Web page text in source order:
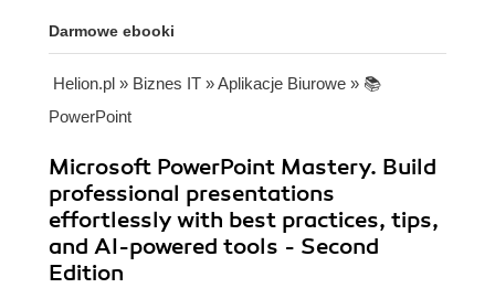
Darmowe ebooki
Helion.pl » Biznes IT »Aplikacje Biurowe » 📚
PowerPoint
Microsoft PowerPoint Mastery. Build
professional presentations
effortlessly with best practices, tips,
and AI-powered tools - Second
Edition